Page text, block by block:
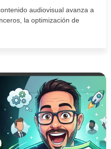
audiovisual avanza a
la optimización de